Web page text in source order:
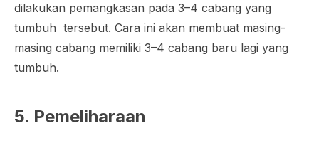
dilakukan pemangkasan pada 3–4 cabang yang
tumbuh tersebut. Cara ini akan membuat masing-
masing cabang memiliki 3–4 cabang baru lagi yang
tumbuh.
5. Pemeliharaan